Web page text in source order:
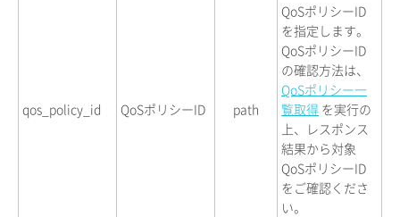
qos_policy_id QoSポリシーID path
QoSポリシーID
を指定します。
QoSポリシーID
の確認方法は、
QoSポリシー一
覧取得 を実行の
上、レスポンス
結果から対象
QoSポリシーID
をご確認くださ
い。